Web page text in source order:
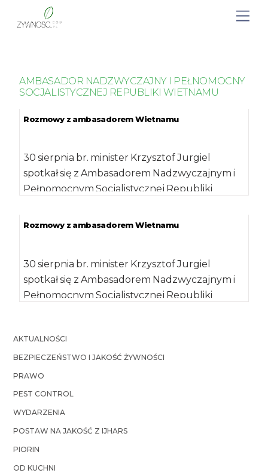
AMBASADOR NADZWYCZAJNY I PEŁNOMOCNY
SOCJALISTYCZNEJ REPUBLIKI WIETNAMU
Rozmowy z ambasadorem Wietnamu
30 sierpnia br. minister Krzysztof Jurgiel
spotkał się z Ambasadorem Nadzwyczajnym i
Pełnomocnym Socjalistycznej Republiki
Rozmowy z ambasadorem Wietnamu
30 sierpnia br. minister Krzysztof Jurgiel
spotkał się z Ambasadorem Nadzwyczajnym i
Pełnomocnym Socjalistycznej Republiki
AKTUALNOŚCI
BEZPIECZEŃSTWO I JAKOŚĆ ŻYWNOŚCI
PRAWO
PEST CONTROL
WYDARZENIA
POSTAW NA JAKOŚĆ Z IJHARS
PIORIN
OD KUCHNI